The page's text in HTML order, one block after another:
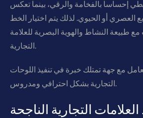
إحساسا بالفخامة والرقي، بينما تعكس
أو الحيوي. لذلك يتم اختيار الخط
مع طبيعة النشاط والهوية البصرية للعلامة
التجارية.
مع جهة تمتلك خبرة في تنفيذ اللوحات
التجارية بشكل احترافي ومدروس.
العلامات التجارية الناجحة